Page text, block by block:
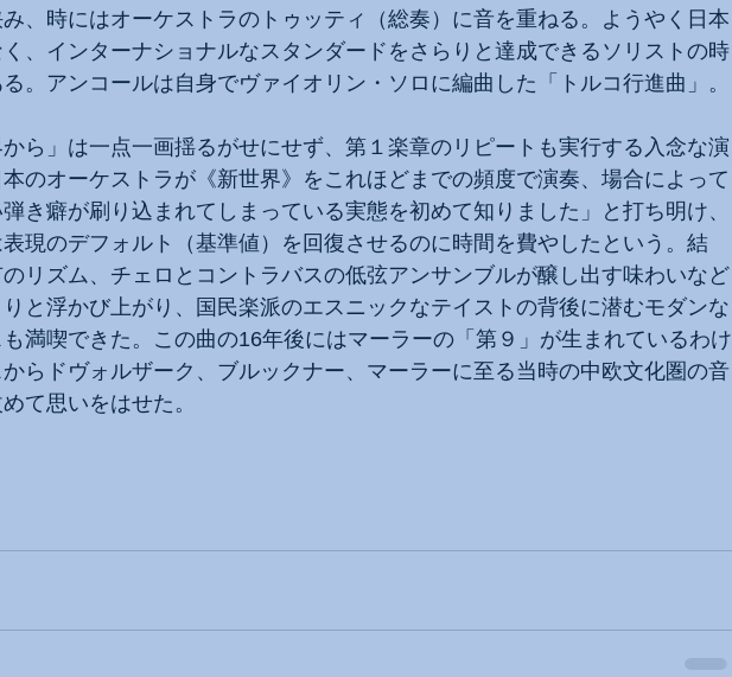
、時にはオーケストラのトゥッティ（総奏）に音を重ねる。ようやく日本
、インターナショナルなスタンダードをさらりと達成できるソリストの時
。アンコールは自身でヴァイオリン・ソロに編曲した「トルコ行進曲」。
ら」は一点一画揺るがせにせず、第１楽章のリピートも実行する入念な演
のオーケストラが《新世界》をこれほどまでの頻度で演奏、場合によって
き癖が刷り込まれてしまっている実態を初めて知りました」と打ち明け、
表現のデフォルト（基準値）を回復させるのに時間を費やしたという。結
リズム、チェロとコントラバスの低弦アンサンブルが醸し出す味わいなど
と浮かび上がり、国民楽派のエスニックなテイストの背後に潜むモダンな
満喫できた。この曲の16年後にはマーラーの「第９」が生まれているわけ
らドヴォルザーク、ブルックナー、マーラーに至る当時の中欧文化圏の音
て思いをはせた。